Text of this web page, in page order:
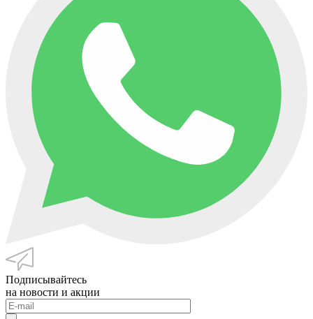
Подписывайтесь
на новости и акции